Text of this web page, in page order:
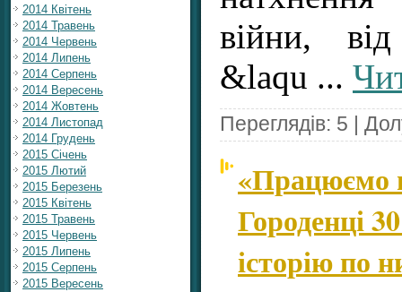
2014 Квітень
2014 Травень
2014 Червень
2014 Липень
2014 Серпень
2014 Вересень
2014 Жовтень
2014 Листопад
2014 Грудень
2015 Січень
2015 Лютий
2015 Березень
2015 Квітень
2015 Травень
2015 Червень
2015 Липень
2015 Серпень
2015 Вересень
війни,
&laqu ...
Переглядів: 5 |
«Працюємо
Городенці
історію по